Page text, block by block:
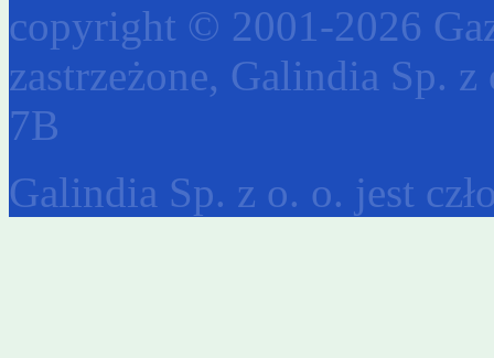
copyright © 2001-2026
zastrzeżone, Galindia Sp.
7B
Galindia Sp. z o. o. jest